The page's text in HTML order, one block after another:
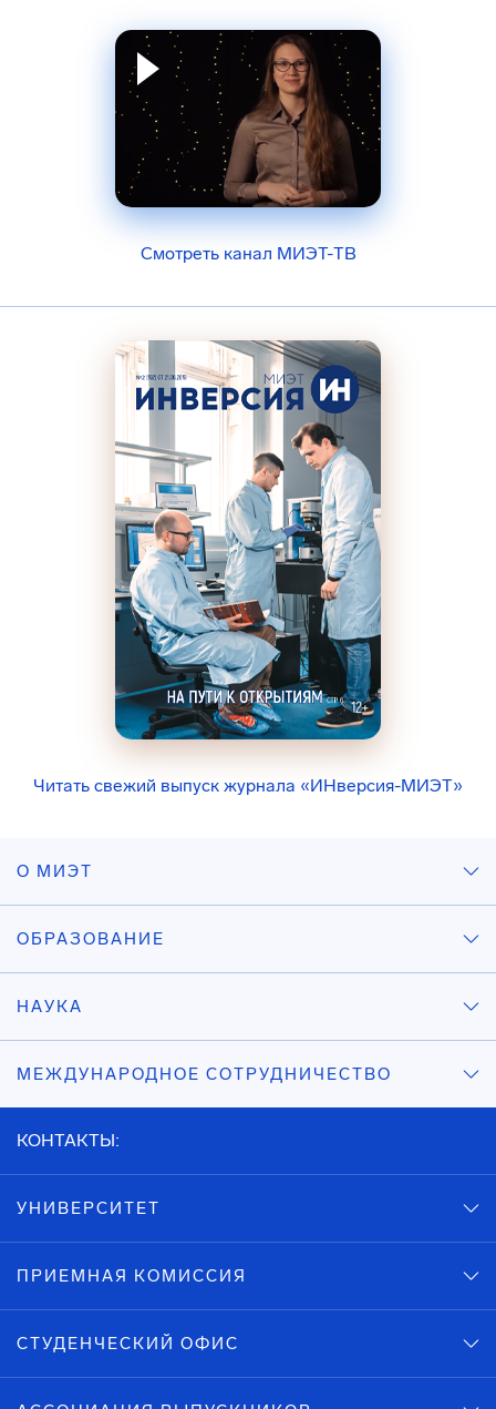
Смотреть канал МИЭТ-ТВ
Читать свежий выпуск журнала «ИНверсия-МИЭТ»
О МИЭТ
ОБРАЗОВАНИЕ
НАУКА
МЕЖДУНАРОДНОЕ СОТРУДНИЧЕСТВО
КОНТАКТЫ:
УНИВЕРСИТЕТ
ПРИЕМНАЯ КОМИССИЯ
СТУДЕНЧЕСКИЙ ОФИС